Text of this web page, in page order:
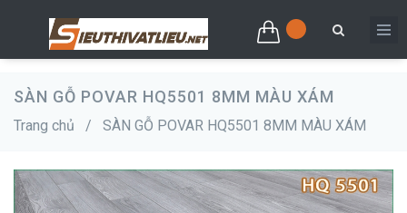
SÀN GỖ POVAR HQ5501 8MM MÀU XÁM
Trang chủ / SÀN GỖ POVAR HQ5501 8MM MÀU XÁM